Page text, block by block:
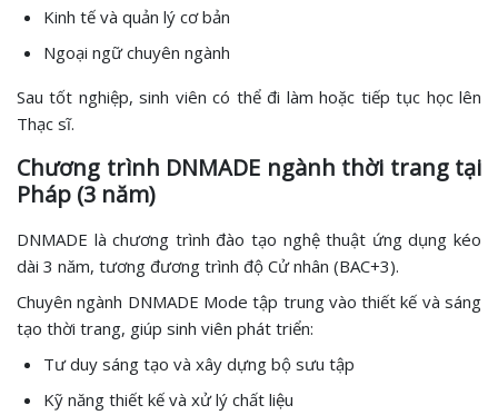
Kinh tế và quản lý cơ bản
Ngoại ngữ chuyên ngành
Sau tốt nghiệp, sinh viên có thể đi làm hoặc tiếp tục học lên
Thạc sĩ.
Chương trình DNMADE ngành thời trang tại
Pháp (3 năm)
DNMADE là chương trình đào tạo nghệ thuật ứng dụng kéo
dài 3 năm, tương đương trình độ Cử nhân (BAC+3).
Chuyên ngành DNMADE Mode tập trung vào thiết kế và sáng
tạo thời trang, giúp sinh viên phát triển:
Tư duy sáng tạo và xây dựng bộ sưu tập
Kỹ năng thiết kế và xử lý chất liệu